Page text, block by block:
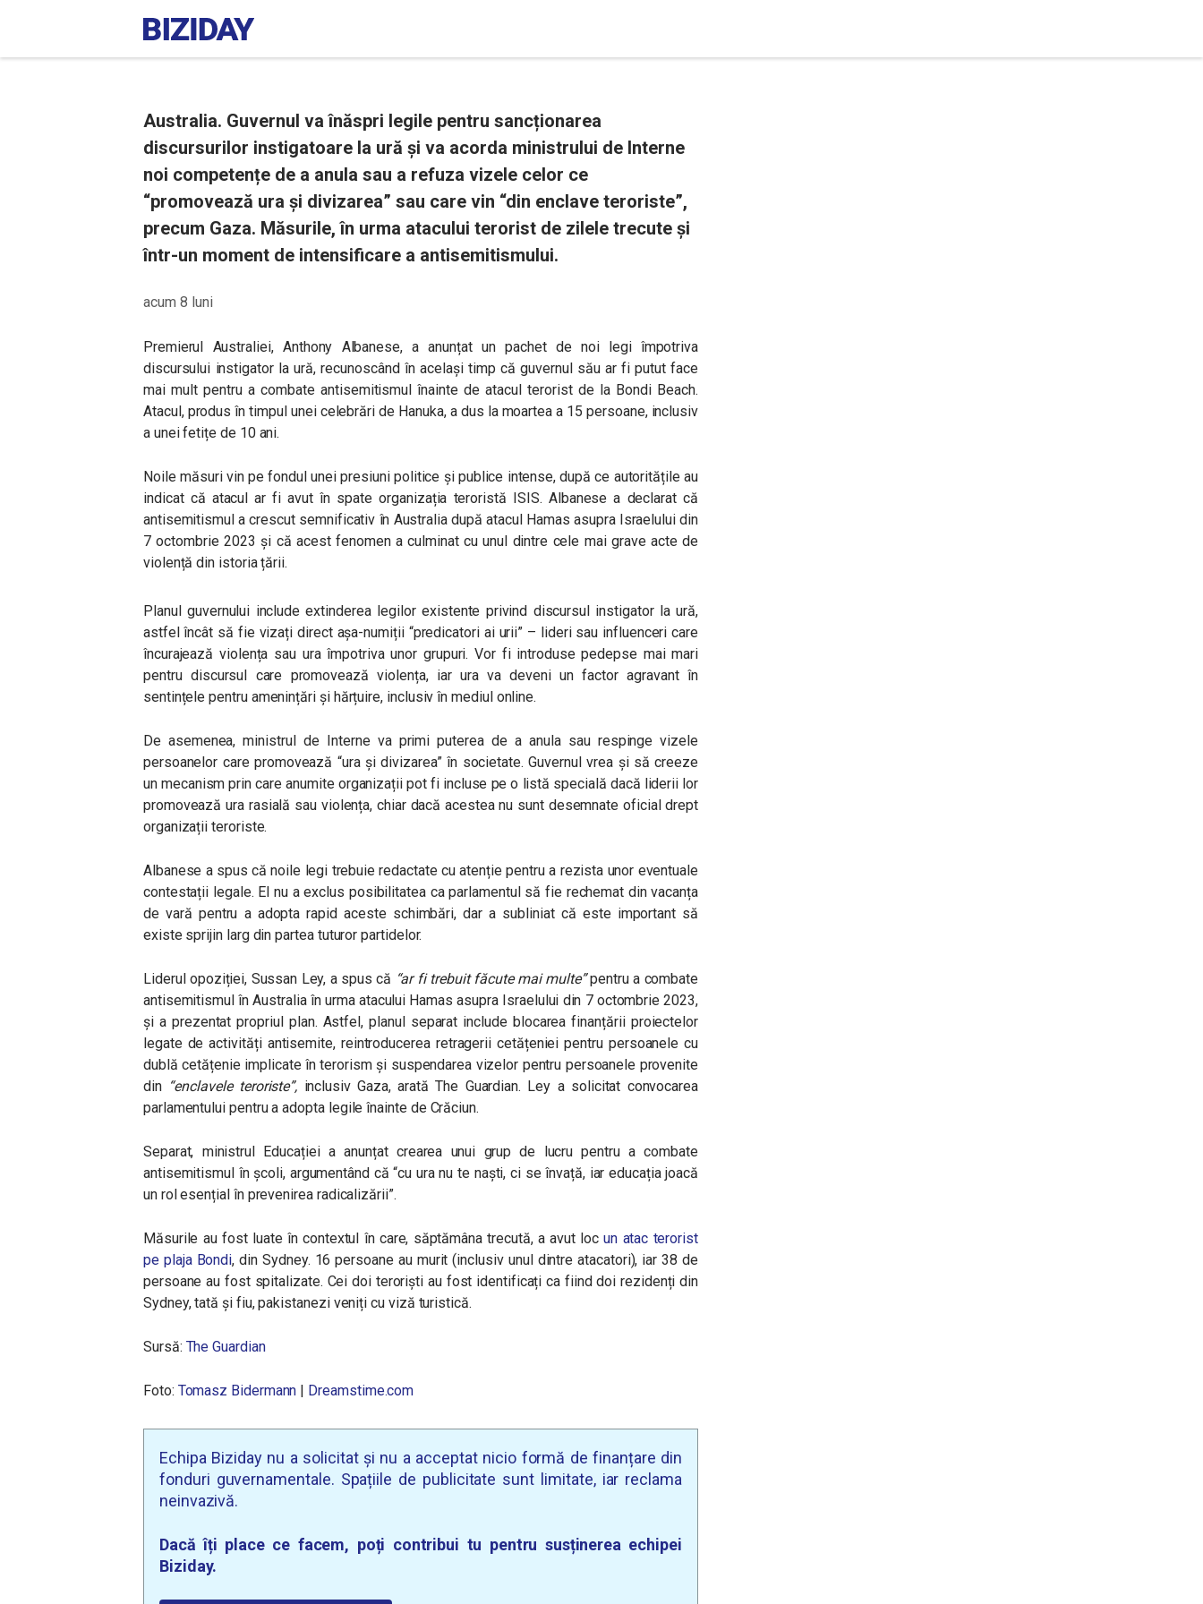
Australia. Guvernul va înăspri legile pentru sancționarea
discursurilor instigatoare la ură și va acorda ministrului de Interne
noi competențe de a anula sau a refuza vizele celor ce
“promovează ura și divizarea” sau care vin “din enclave teroriste”,
precum Gaza. Măsurile, în urma atacului terorist de zilele trecute și
într-un moment de intensificare a antisemitismului.
acum 8 luni
Premierul Australiei, Anthony Albanese, a anunțat un pachet de noi legi împotriva
discursului instigator la ură, recunoscând în același timp că guvernul său ar fi putut face
mai mult pentru a combate antisemitismul înainte de atacul terorist de la Bondi Beach.
Atacul, produs în timpul unei celebrări de Hanuka, a dus la moartea a 15 persoane, inclusiv
a unei fetițe de 10 ani.
Noile măsuri vin pe fondul unei presiuni politice și publice intense, după ce autoritățile au
indicat că atacul ar fi avut în spate organizația teroristă ISIS. Albanese a declarat că
antisemitismul a crescut semnificativ în Australia după atacul Hamas asupra Israelului din
7 octombrie 2023 și că acest fenomen a culminat cu unul dintre cele mai grave acte de
violență din istoria țării.
Planul guvernului include extinderea legilor existente privind discursul instigator la ură,
astfel încât să fie vizați direct așa-numiții “predicatori ai urii” – lideri sau influenceri care
încurajează violența sau ura împotriva unor grupuri. Vor fi introduse pedepse mai mari
pentru discursul care promovează violența, iar ura va deveni un factor agravant în
sentințele pentru amenințări și hărțuire, inclusiv în mediul online.
De asemenea, ministrul de Interne va primi puterea de a anula sau respinge vizele
persoanelor care promovează “ura și divizarea” în societate. Guvernul vrea și să creeze
un mecanism prin care anumite organizații pot fi incluse pe o listă specială dacă liderii lor
promovează ura rasială sau violența, chiar dacă acestea nu sunt desemnate oficial drept
organizații teroriste.
Albanese a spus că noile legi trebuie redactate cu atenție pentru a rezista unor eventuale
contestații legale. El nu a exclus posibilitatea ca parlamentul să fie rechemat din vacanța
de vară pentru a adopta rapid aceste schimbări, dar a subliniat că este important să
existe sprijin larg din partea tuturor partidelor.
Liderul opoziției, Sussan Ley, a spus că “ar fi trebuit făcute mai multe”pentru a combate
antisemitismul în Australia în urma atacului Hamas asupra Israelului din 7 octombrie 2023,
și a prezentat propriul plan. Astfel, planul separat include blocarea finanțării proiectelor
legate de activități antisemite, reintroducerea retragerii cetățeniei pentru persoanele cu
dublă cetățenie implicate în terorism și suspendarea vizelor pentru persoanele provenite
din “enclavele teroriste”, inclusiv Gaza, arată The Guardian. Ley a solicitat convocarea
parlamentului pentru a adopta legile înainte de Crăciun.
Separat, ministrul Educației a anunțat crearea unui grup de lucru pentru a combate
antisemitismul în școli, argumentând că “cu ura nu te naști, ci se învață, iar educația joacă
un rol esențial în prevenirea radicalizării”.
Măsurile au fost luate în contextul în care, săptămâna trecută, a avut locun atac terorist
pe plaja Bondi, din Sydney. 16 persoane au murit (inclusiv unul dintre atacatori), iar 38 de
persoane au fost spitalizate. Cei doi teroriști au fost identificați ca fiind doi rezidenți din
Sydney, tată și fiu, pakistanezi veniți cu viză turistică.
Sursă: The Guardian
Foto: Tomasz Bidermann | Dreamstime.com
Echipa Biziday nu a solicitat și nu a acceptat nicio formă de finanțare din
fonduri guvernamentale. Spațiile de publicitate sunt limitate, iar reclama
neinvazivă.
Dacă îți place ce facem, poți contribui tu pentru susținerea echipei
Biziday.